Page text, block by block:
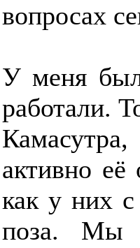
вопросах
У меня
работали.
активно её
как у них
поза. Мы